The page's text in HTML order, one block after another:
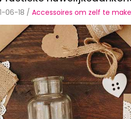
06-18 / Accessoires om zelf te